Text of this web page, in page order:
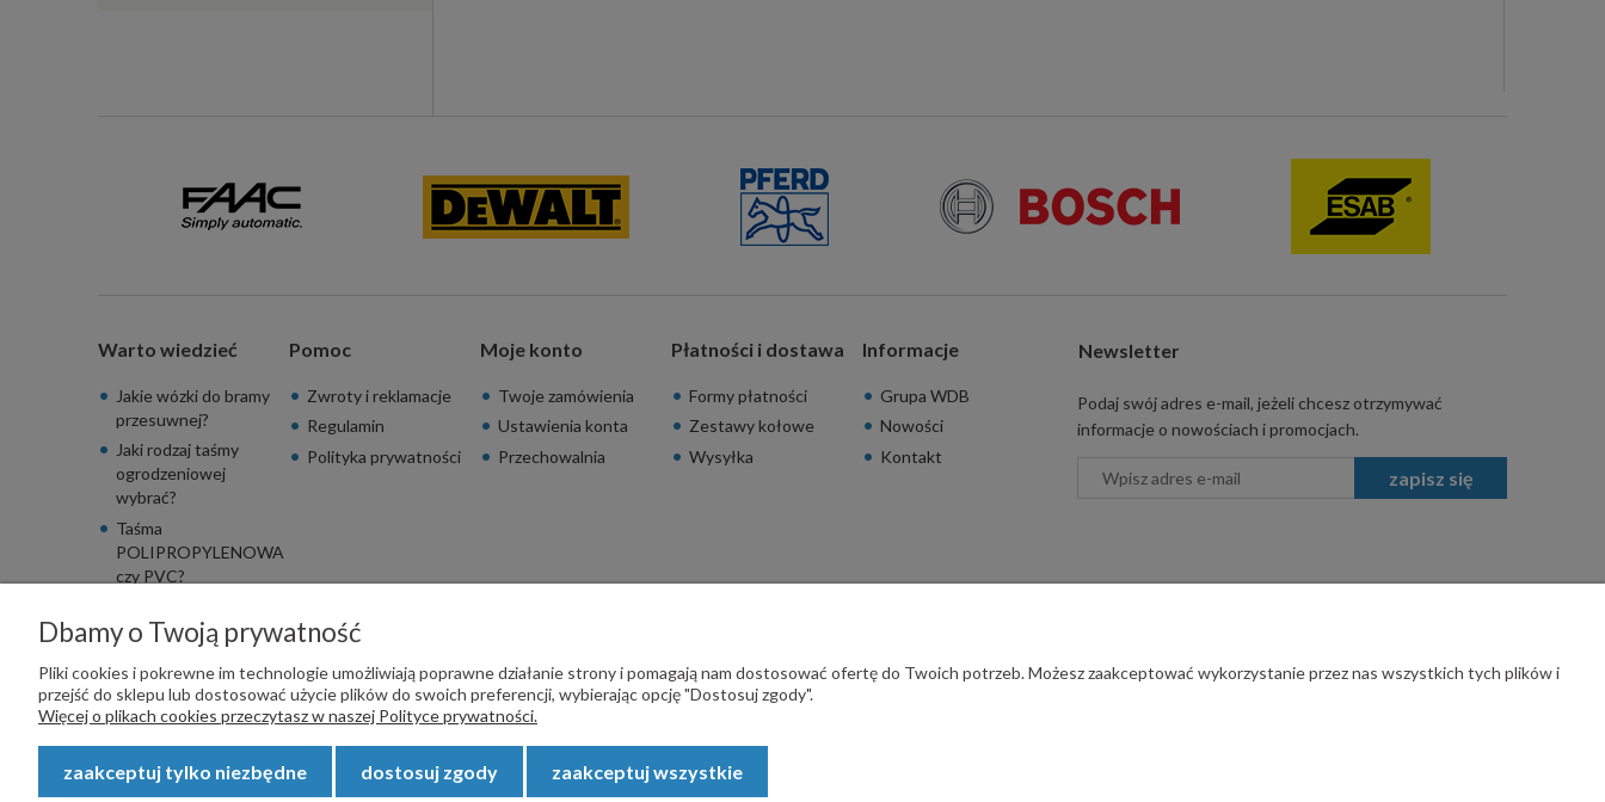
Newsletter
Podaj swój adres e-mail, jeżeli chcesz otrzymywać
informacje o nowościach i promocjach.
zapisz się
Warto wiedzieć
Jakie wózki do bramy
przesuwnej?
Jaki rodzaj taśmy
ogrodzeniowej
wybrać?
Taśma
POLIPROPYLENOWA
czy PVC?
Pomoc
Zwroty i reklamacje
Regulamin
Polityka prywatności
Moje konto
Twoje zamówienia
Ustawienia konta
Przechowalnia
Płatności i dostawa
Formy płatności
Zestawy kołowe
Wysyłka
Informacje
Grupa WDB
Nowości
Kontakt
PŁATNOŚCI OBSŁUGUJE:
Dbamy o Twoją prywatność
Pliki cookies i pokrewne im technologie umożliwiają poprawne działanie strony i pomagają nam dostosować ofertę do Twoich potrzeb. Możesz zaakceptować wykorzystanie przez nas wszystkich tych plików i
przejść do sklepu lub dostosować użycie plików do swoich preferencji, wybierając opcję "Dostosuj zgody".
Więcej o plikach cookies przeczytasz w naszej Polityce prywatności.
zaakceptuj tylko niezbędne dostosuj zgody zaakceptuj wszystkie